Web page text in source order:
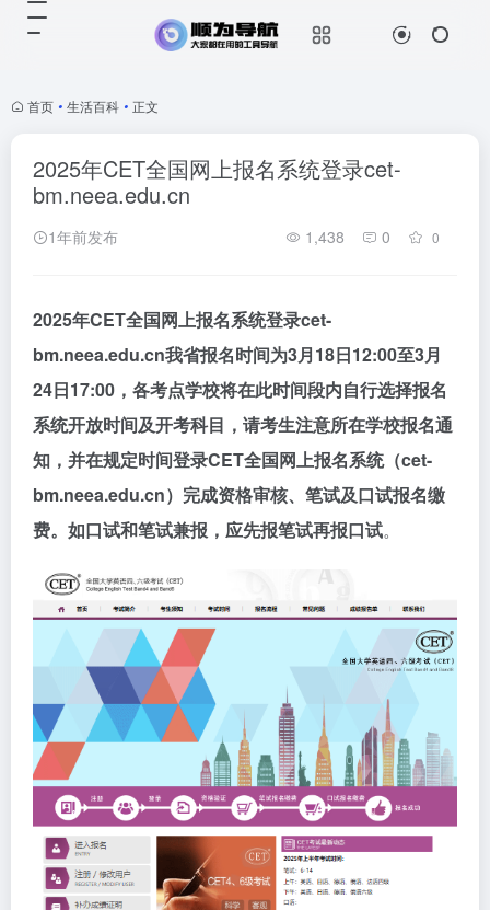
首页 • 生活百科 • 正文
2025年CET全国网上报名系统登录cet-
bm.neea.edu.cn
1年前发布 1,438 0 0
2025年CET全国网上报名系统登录cet-
bm.neea.edu.cn我省报名时间为3月18日12:00至3月
24日17:00，各考点学校将在此时间段内自行选择报名
系统开放时间及开考科目，请考生注意所在学校报名通
知，并在规定时间登录CET全国网上报名系统（cet-
bm.neea.edu.cn）完成资格审核、笔试及口试报名缴
费。如口试和笔试兼报，应先报笔试再报口试。